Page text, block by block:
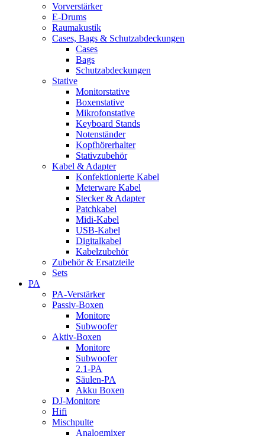
Vorverstärker
E-Drums
Raumakustik
Cases, Bags & Schutzabdeckungen
Cases
Bags
Schutzabdeckungen
Stative
Monitorstative
Boxenstative
Mikrofonstative
Keyboard Stands
Notenständer
Kopfhörerhalter
Stativzubehör
Kabel & Adapter
Konfektionierte Kabel
Meterware Kabel
Stecker & Adapter
Patchkabel
Midi-Kabel
USB-Kabel
Digitalkabel
Kabelzubehör
Zubehör & Ersatzteile
Sets
PA
PA-Verstärker
Passiv-Boxen
Monitore
Subwoofer
Aktiv-Boxen
Monitore
Subwoofer
2.1-PA
Säulen-PA
Akku Boxen
DJ-Monitore
Hifi
Mischpulte
Analogmixer